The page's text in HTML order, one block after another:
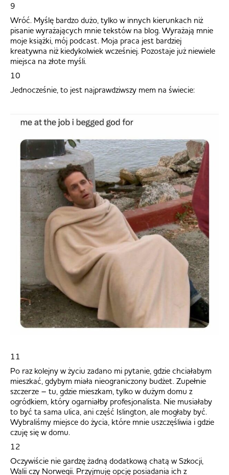
9
Wróć. Myślę bardzo dużo, tylko w innych kierunkach niż
pisanie wyrażających mnie tekstów na blog. Wyrażają mnie
moje książki, mój podcast. Moja praca jest bardziej
kreatywna niż kiedykolwiek wcześniej. Pozostaje już niewiele
miejsca na złote myśli.
10
Jednocześnie, to jest najprawdziwszy mem na świecie:
11
Po raz kolejny w życiu zadano mi pytanie, gdzie chciałabym
mieszkać, gdybym miała nieograniczony budżet. Zupełnie
szczerze – tu, gdzie mieszkam, tylko w dużym domu z
ogródkiem, który ogarniałby profesjonalista. Nie musiałaby
to być ta sama ulica, ani część Islington, ale mogłaby być.
Wybraliśmy miejsce do życia, które mnie uszczęśliwia i gdzie
czuję się w domu.
12
Oczywiście nie gardzę żadną dodatkową chatą w Szkocji,
Walii czy Norwegii. Przyjmuję opcję posiadania ich z